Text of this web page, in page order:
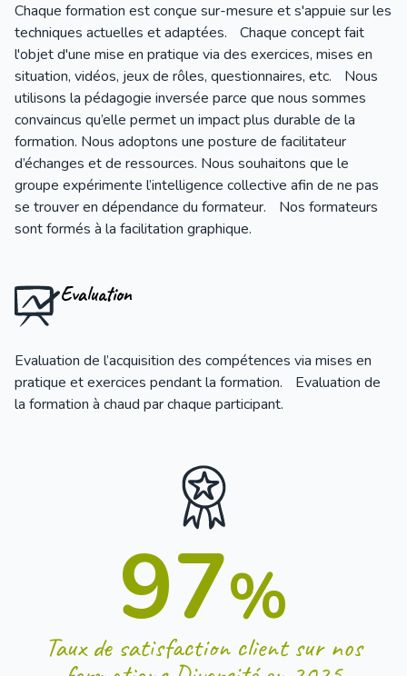
Chaque formation est conçue sur-mesure et s'appuie sur les
techniques actuelles et adaptées. Chaque concept fait
l'objet d'une mise en pratique via des exercices, mises en
situation, vidéos, jeux de rôles, questionnaires, etc. Nous
utilisons la pédagogie inversée parce que nous sommes
convaincus qu’elle permet un impact plus durable de la
formation. Nous adoptons une posture de facilitateur
d’échanges et de ressources. Nous souhaitons que le
groupe expérimente l’intelligence collective afin de ne pas
se trouver en dépendance du formateur. Nos formateurs
sont formés à la facilitation graphique.
Evaluation
Evaluation de l’acquisition des compétences via mises en
pratique et exercices pendant la formation. Evaluation de
la formation à chaud par chaque participant.
97%
Taux de satisfaction client sur nos